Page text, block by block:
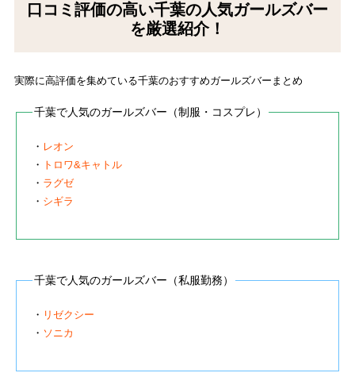
口コミ評価の高い千葉の人気ガールズバー
を厳選紹介！
実際に高評価を集めている千葉のおすすめガールズバーまとめ
千葉で人気のガールズバー（制服・コスプレ）
・ レオン
・ トロワ&キャトル
・ ラグゼ
・ シギラ
千葉で人気のガールズバー（私服勤務）
・ リゼクシー
・ ソニカ